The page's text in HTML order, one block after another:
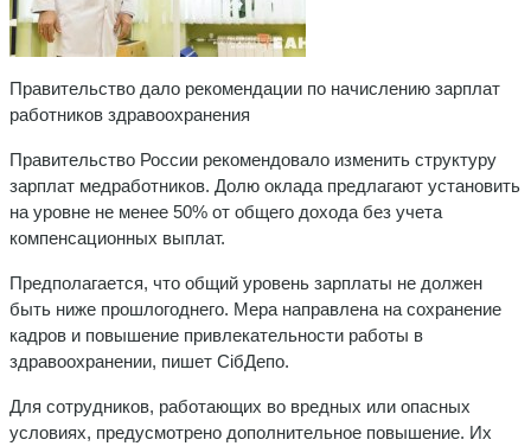
Правительство дало рекомендации по начислению зарплат
работников здравоохранения
Правительство России рекомендовало изменить структуру
зарплат медработников. Долю оклада предлагают установить
на уровне не менее 50% от общего дохода без учета
компенсационных выплат.
Предполагается, что общий уровень зарплаты не должен
быть ниже прошлогоднего. Мера направлена на сохранение
кадров и повышение привлекательности работы в
здравоохранении, пишет СiбДепо.
Для сотрудников, работающих во вредных или опасных
условиях, предусмотрено дополнительное повышение. Их